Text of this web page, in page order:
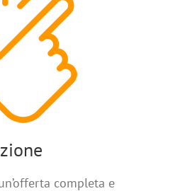
completa e